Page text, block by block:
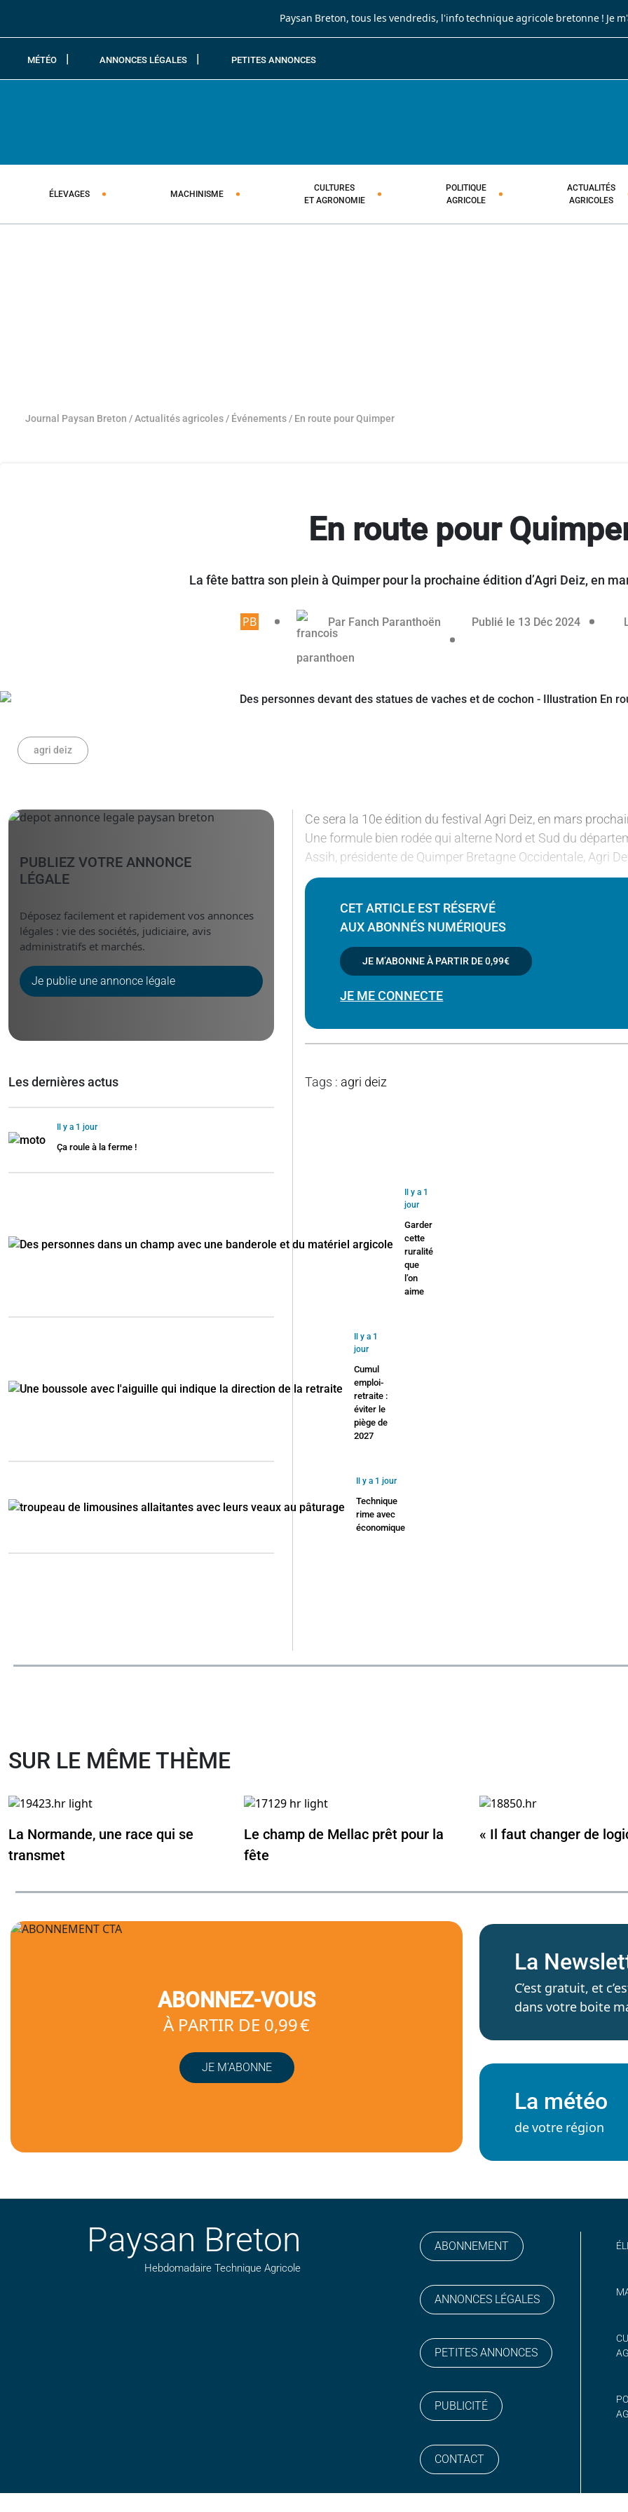
Paysan Breton, tous les vendredis, l'info technique agricole bretonne ! Je
MÉTÉO ANNONCES LÉGALES PETITES ANNONCES
ÉLEVAGES MACHINISME
CULTURES
ET AGRONOMIE
POLITIQUE
AGRICOLE
ACTUALITÉS
AGRICOLES
Journal Paysan Breton /Actualités agricoles / Événements / En route pour Quimper
En route pour
La fête battra son plein à Quimper pour la prochaine édition d’Agri Deiz, en
Article réservé aux abonnés
Par Fanch Paranthoën Publié le 13 Déc 202412
agri deiz
Ce sera la 10e édition du festival Agri Deiz, en mars
Une formule bien rodée qui alterne Nord et Sud du
Assih, présidente de Quimper Bretagne Occidentale, Agri
CET ARTICLE EST RÉSERVÉ
AUX ABONNÉS NUMÉRIQUES
JE M’ABONNE À PARTIR DE0,99€
JE ME CONNECTE
Tags : agri deiz
PUBLIEZ VOTRE ANNONCE
LÉGALE
Déposez facilement et rapidement vos annonces
légales : vie des sociétés, judiciaire, avis
administratifs et marchés.
Je publie une annonce légale
Les dernières actus
Il y a 1 jour
Ça roule à la ferme !
Il y a 1
jour
Garder
cette
ruralité
que
l’on
aime
Il y a 1
jour
Cumul
emploi-
retraite :
éviter le
piège de
2027
Il y a 1 jour
Technique
rime avec
économique
SUR LE MÊME THÈME
La Normande, une race qui se
transmet
Le champ de Mellac prêt pour la
fête
« Il faut changer de
ABONNEZ-VOUS
À PARTIR DE 0,99 €
JE M’ABONNE
La
C’est gratuit, et
dans votre boite
La météo
de votre région
Paysan Breton
Hebdomadaire Technique Agricole
ABONNEMENT
ANNONCES LÉGALES
PETITES ANNONCES
PUBLICITÉ
CONTACT